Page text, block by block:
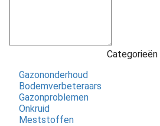
Categorieën
Gazononderhoud
Bodemverbeteraars
Gazonproblemen
Onkruid
Meststoffen